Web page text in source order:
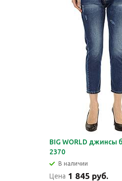
BIG WORLD джинсы
2370
В наличии
Цена 1 845 руб.